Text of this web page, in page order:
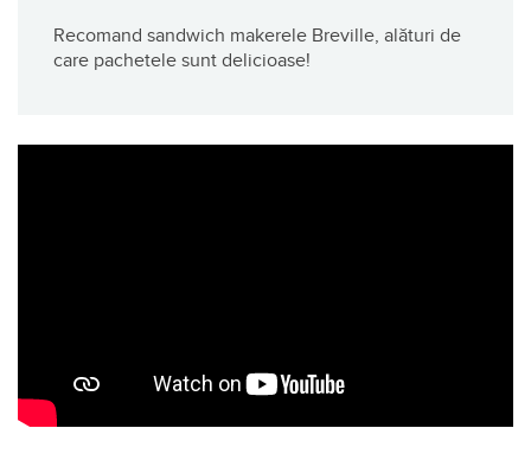
Recomand sandwich makerele Breville, alături de
care pachetele sunt delicioase!